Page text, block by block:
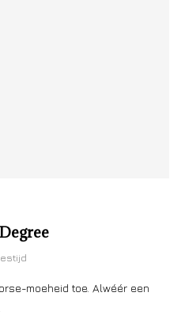
moeheid toe. Alwéér een